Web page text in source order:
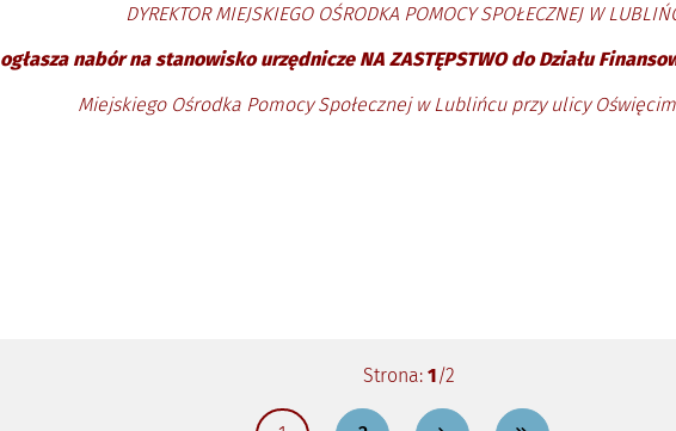
DYREKTOR MIEJSKIEGO OŚRODKA POMOCY SPOŁECZNEJ W
ogłasza nabór na stanowisko urzędnicze NA ZASTĘPSTWO do Działu
Miejskiego Ośrodka Pomocy Społecznej w Lublińcu przy ulicy
Strona: 1/2